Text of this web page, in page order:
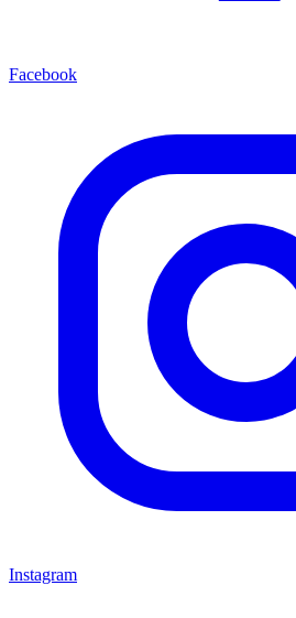
Facebook
Instagram